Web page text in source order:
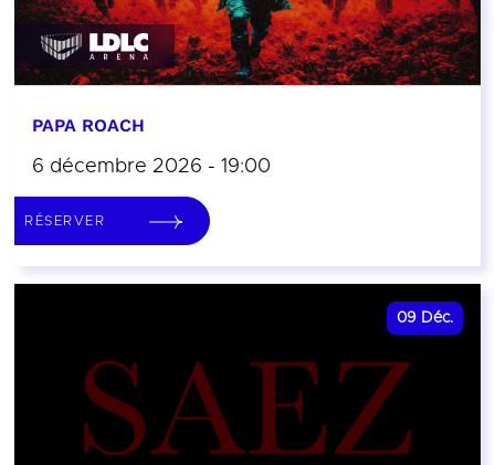
PAPA ROACH
6 décembre 2026 - 19:00
RÉSERVER
09 Déc.